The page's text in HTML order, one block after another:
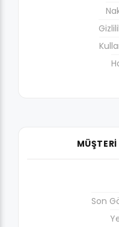
Son